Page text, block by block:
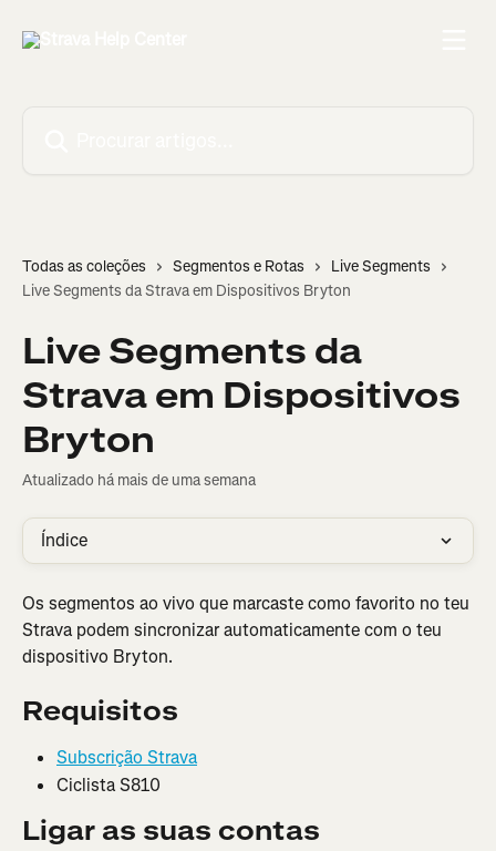
Todas as coleções Segmentos e Rotas
Live Segments
Live Segments da Strava em Dispositivos Bryton
Live Segments da
Strava em Dispositivos
Bryton
Atualizado há mais de uma semana
Índice
Os segmentos ao vivo que marcaste como favorito no teu
Strava podem sincronizar automaticamente com o teu
dispositivo Bryton.
Requisitos
Subscrição Strava
Ciclista S810
Ligar as suas contas